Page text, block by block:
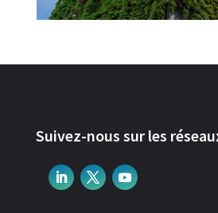
Suivez-nous sur les